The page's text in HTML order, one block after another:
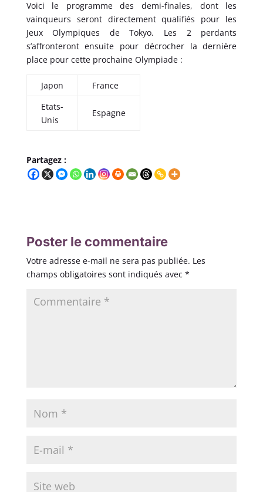
Voici le programme des demi-finales, dont les
vainqueurs seront directement qualifiés pour les
Jeux Olympiques de Tokyo. Les 2 perdants
s’affronteront ensuite pour décrocher la dernière
place pour cette prochaine Olympiade :
Japon
France
Etats-
Unis
Espagne
Partagez :
Poster le commentaire
Votre adresse e-mail ne sera pas publiée. Les
champs obligatoires sont indiqués avec *